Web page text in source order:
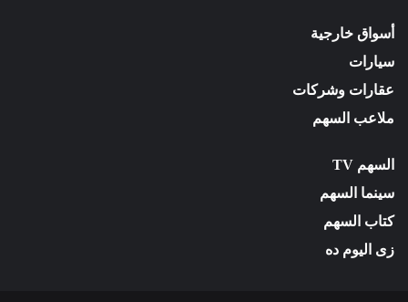
أسواق خارجية
سيارات
عقارات وشركات
ملاعب السهم
السهم TV
سينما السهم
كتاب السهم
زى اليوم ده